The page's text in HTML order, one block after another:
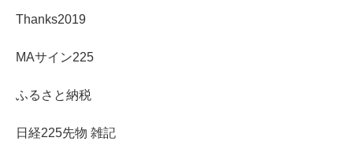
Thanks2019
MAサイン225
ふるさと納税
日経225先物 雑記